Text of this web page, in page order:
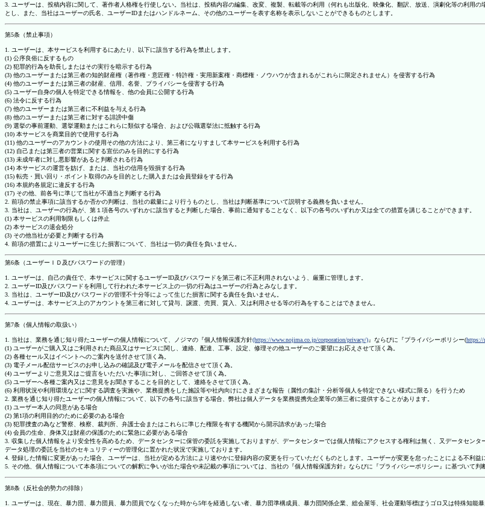
3. ユーザーは、投稿内容に関して、著作者人格権を行使しない。当社は、投稿内容の編集、改変、複製、転載等の利用（何れも出版化、映像化、翻訳、放送、演劇化等の利用
とし、また、当社はユーザーの氏名、ユーザーIDまたはハンドルネーム、その他のユーザーを表す名称を表示しないことができるものとします。
第5条（禁止事項）
1. ユーザーは、本サービスを利用するにあたり、以下に該当する行為を禁止します。
(1) 公序良俗に反するもの
(2) 犯罪的行為を助長しまたはその実行を暗示する行為
(3) 他のユーザーまたは第三者の知的財産権（著作権・意匠権・特許権・実用新案権・商標権・ノウハウが含まれるがこれらに限定されません）を侵害する行為
(4) 他のユーザーまたは第三者の財産、信用、名誉、プライバシーを侵害する行為
(5) ユーザー自身の個人を特定できる情報を、他の会員に公開する行為
(6) 法令に反する行為
(7) 他のユーザーまたは第三者に不利益を与える行為
(8) 他のユーザーまたは第三者に対する誹謗中傷
(9) 選挙の事前運動、選挙運動またはこれらに類似する場合、および公職選挙法に抵触する行為
(10) 本サービスを商業目的で使用する行為
(11) 他のユーザーのアカウントの使用その他の方法により、第三者になりすまして本サービスを利用する行為
(12) 自己または第三者の営業に関する宣伝のみを目的にする行為
(13) 未成年者に対し悪影響があると判断される行為
(14) 本サービスの運営を妨げ、または、当社の信用を毀損する行為
(15) 転売・買い回り・ポイント取得のみを目的とした購入または会員登録をする行為
(16) 本規約各規定に違反する行為
(17) その他、前各号に準じて当社が不適当と判断する行為
2. 前項の禁止事項に該当するか否かの判断は、当社の裁量により行うものとし、当社は判断基準について説明する義務を負いません。
3. 当社は、ユーザーの行為が、第１項各号のいずれかに該当すると判断した場合、事前に通知することなく、以下の各号のいずれか又は全ての措置を講じることができます。
(1) 本サービスの利用制限もしくは停止
(2) 本サービスの退会処分
(3) その他当社が必要と判断する行為
4. 前項の措置によりユーザーに生じた損害について、当社は一切の責任を負いません。
第6条（ユーザーＩＤ及びパスワードの管理）
1. ユーザーは、自己の責任で、本サービスに関するユーザーID及びパスワードを第三者に不正利用されないよう、厳重に管理します。
2. ユーザーID及びパスワードを利用して行われた本サービス上の一切の行為はユーザーの行為とみなします。
3. 当社は、ユーザーID及びパスワードの管理不十分等によって生じた損害に関する責任を負いません。
4. ユーザーは、本サービス上のアカウントを第三者に対して貸与、譲渡、売買、質入、又は利用させる等の行為をすることはできません。
第7条（個人情報の取扱い）
1. 当社は、業務を通じ知り得たユーザーの個人情報について、ノジマの『個人情報保護方針(https://www.nojima.co.jp/corporation/privacy/)』ならびに『プライバシーポリシー(https://
(1) ユーザーがご購入又はご利用された商品又はサービスに関し、連絡、配達、工事、設定、修理その他ユーザーのご要望にお応えさせて頂く為。
(2) 各種セール又はイベントへのご案内を送付させて頂く為。
(3) 電子メール配信サービスのお申し込みの確認及び電子メールを配信させて頂く為。
(4) ユーザーよりご意見又はご提言をいただいた事項に対し、ご回答させて頂く為。
(5) ユーザーへ各種ご案内又はご意見をお聞きすることを目的として、連絡をさせて頂く為。
(6) 利用状況や利用環境などに関する調査を実施や、業務提携をした施設等や社内向けにさまざまな報告（属性の集計・分析等個人を特定できない様式に限る）を行うため
2. 業務を通じ知り得たユーザーの個人情報について、以下の各号に該当する場合、弊社は個人データを業務提携先企業等の第三者に提供することがあります。
(1) ユーザー本人の同意がある場合
(2) 第1項の利用目的のために必要のある場合
(3) 犯罪捜査の為など警察、検察、裁判所、弁護士会またはこれらに準じた権限を有する機関から開示請求があった場合
(4) 会員の生命、身体又は財産の保護のために緊急に必要がある場合
3. 収集した個人情報をより安全性を高めるため、データセンターに保管の委託を実施しておりますが、データセンターでは個人情報にアクセスする権利は無く、又データセンタ
データ処理の委託を当社のセキュリティーの管理化に置かれた状況で実施しております。
4. 登録した情報に変更があった場合、ユーザーは、当社が定める方法により速やかに登録内容の変更を行っていただくものとします。ユーザーが変更を怠ったことによる不利
5. その他、個人情報について本条項についての解釈に争いが出た場合や未記載の事項については、当社の『個人情報保護方針』ならびに『プライバシーポリシー』に基づいて判
第8条（反社会的勢力の排除）
1. ユーザーは、現在、暴力団、暴力団員、暴力団員でなくなった時から5年を経過しない者、暴力団準構成員、暴力団関係企業、総会屋等、社会運動等標ぼうゴロ又は特殊知